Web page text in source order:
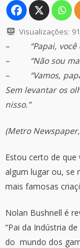
Visualizações:
– “Papai, você é
– “Não sou
– “Vamos,
Sem levantar os
nisso.”
(Metro
Estou certo de
algum lugar ou, se
mais famosas
Nolan Bushnell é
“Pai da Indústria
do mundo dos